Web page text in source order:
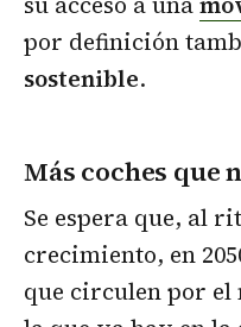
por definición
sostenible.
Más coches que
Se espera que, al
crecimiento, en
que circulen por el